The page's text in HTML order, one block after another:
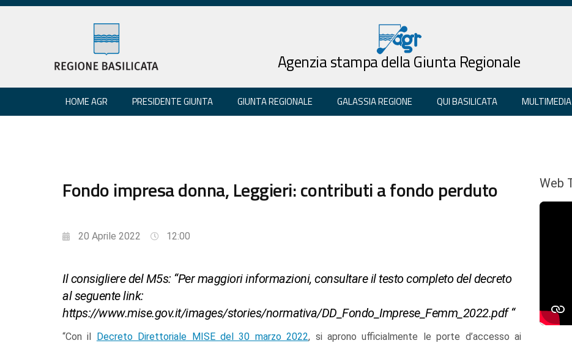
Agenzia stampa della Giunta Regionale
HOME AGR PRESIDENTE GIUNTA GIUNTA REGIONALE GALASSIA REGIONE QUI BASILICATA MULTIMEDIA
Fondo impresa donna, Leggieri: contributi a fondo perduto
20 Aprile 2022 12:00
Il consigliere del M5s: “Per maggiori informazioni, consultare il testo completo del decreto
al seguente link:
https://www.mise.gov.it/images/stories/normativa/DD_Fondo_Imprese_Femm_2022.pdf “
“Con il Decreto Direttoriale MISE del 30 marzo 2022, si aprono ufficialmente le porte d’accesso ai
Web